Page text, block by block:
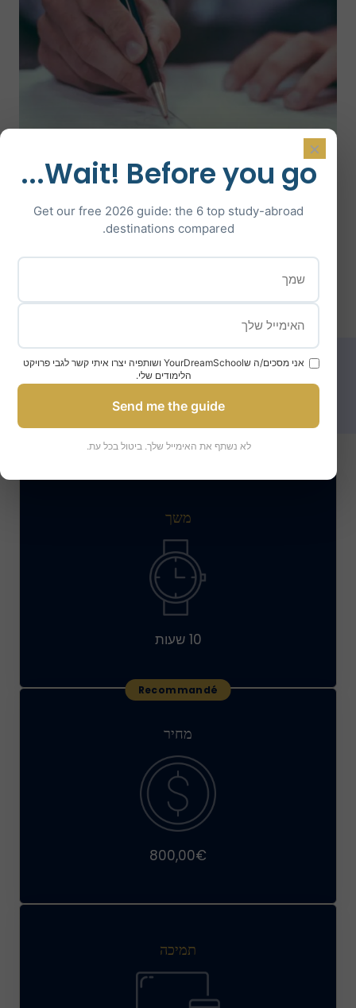
מה התכולה והמטרות של
מה מחיר החפיסה?
משך
מחיר
800,00€
תמיכה
Wait! Before you go...
Get our free 2026 guide: the 6 top study-abroad
destinations compared.
אני מסכים/ה שYourDreamSchool ושותפיה יצרו איתי קשר לגבי פרויקט
הלימודים שלי.
Send me the guide
לא נשתף את האימייל שלך. ביטול בכל עת.